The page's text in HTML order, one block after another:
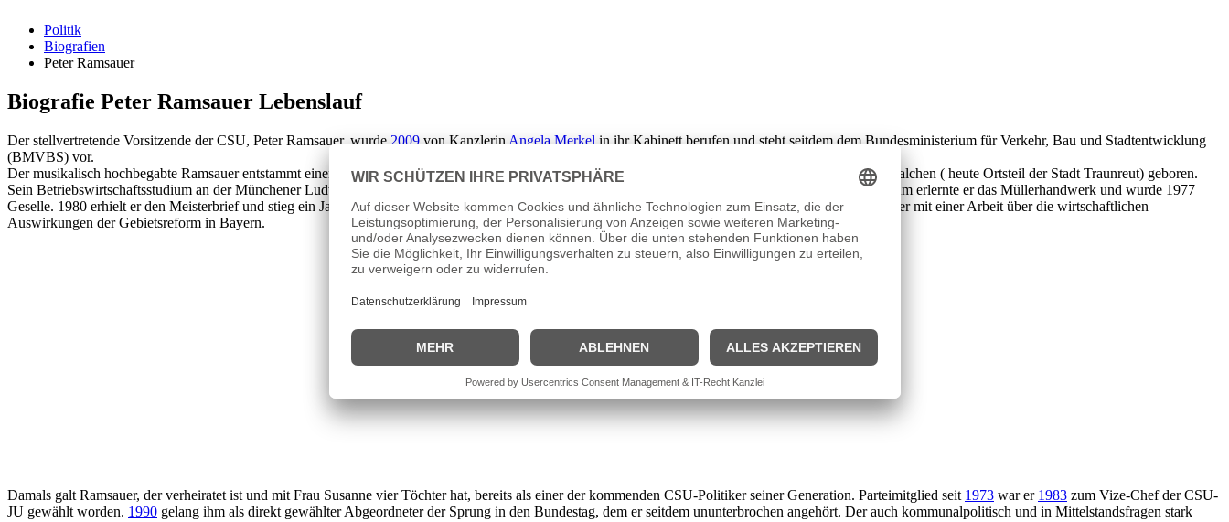
Politik
Biografien
Peter Ramsauer
Biografie Peter Ramsauer Lebenslauf
Der stellvertretende Vorsitzende der CSU, Peter Ramsauer, wurde 2009 von Kanzlerin Angela Merkel in ihr Kabinett berufen und steht seitdem dem Bundesministerium für Verkehr, Bau und Stadtentwicklung
(BMVBS) vor.
Der musikalisch hochbegabte Ramsauer entstammt einer alteingesessenen oberbayerischen Müllerfamilie und wurde am
im Dorf Traunwalchen ( heute Ortsteil der Stadt Traunreut) geboren.
Sein Betriebswirtschaftsstudium an der Münchener Ludwig-Maximilians-Universität (LMU) schloss er 1979 als Diplom-Kaufmann ab. Parallel zum Studium erlernte er das Müllerhandwerk und wurde 1977
Geselle. 1980 erhielt er den Meisterbrief und stieg ein Jahr später als Gesellschafter in den elterlichen Betrieb „Ramsauer Talmühle“ ein. 1985 promovierte er mit einer Arbeit über die wirtschaftlichen
Auswirkungen der Gebietsreform in Bayern.
Damals galt Ramsauer, der verheiratet ist und mit Frau Susanne vier Töchter hat, bereits als einer der kommenden CSU-Politiker seiner Generation. Parteimitglied seit 1973 war er 1983 zum Vize-Chef der CSU-
JU gewählt worden. 1990 gelang ihm als direkt gewählter Abgeordneter der Sprung in den Bundestag, dem er seitdem ununterbrochen angehört. Der auch kommunalpolitisch und in Mittelstandsfragen stark